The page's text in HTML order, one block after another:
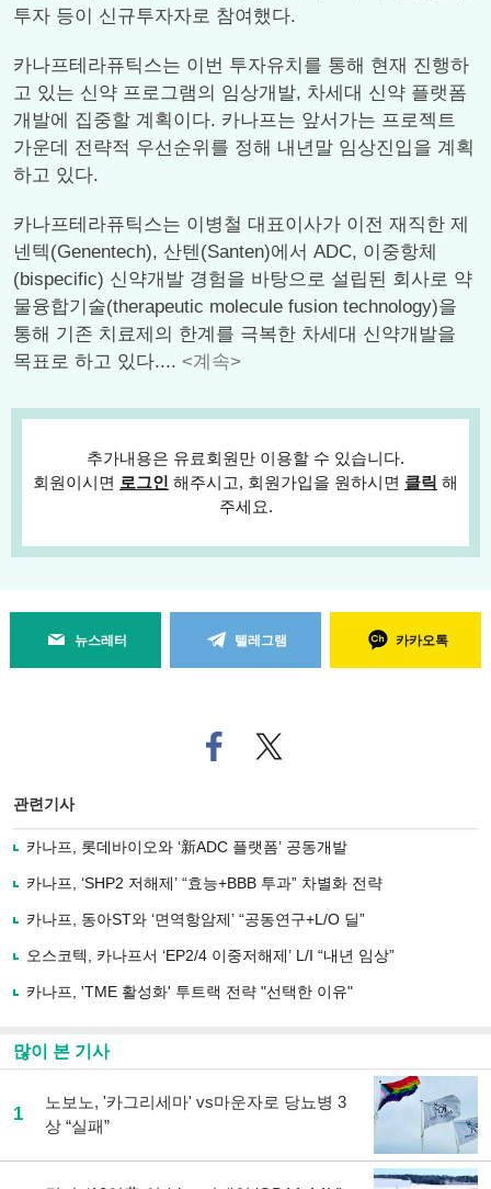
투자 등이 신규투자자로 참여했다.
카나프테라퓨틱스는 이번 투자유치를 통해 현재 진행하
고 있는 신약 프로그램의 임상개발, 차세대 신약 플랫폼
개발에 집중할 계획이다. 카나프는 앞서가는 프로젝트
가운데 전략적 우선순위를 정해 내년말 임상진입을 계획
하고 있다.
카나프테라퓨틱스는 이병철 대표이사가 이전 재직한 제
넨텍(Genentech), 산텐(Santen)에서 ADC, 이중항체
(bispecific) 신약개발 경험을 바탕으로 설립된 회사로 약
물융합기술(therapeutic molecule fusion technology)을
통해 기존 치료제의 한계를 극복한 차세대 신약개발을
목표로 하고 있다.... <계속>
추가내용은 유료회원만 이용할 수 있습니다.
회원이시면 로그인 해주시고, 회원가입을 원하시면 클릭 해
주세요.
뉴스레터 텔레그램 카카오톡
페
이
로
사
유
기
트위
터로
관련기사
카나프, 롯데바이오와 ‘新ADC 플랫폼’ 공동개발
카나프, ‘SHP2 저해제’ “효능+BBB 투과” 차별화 전략
카나프, 동아ST와 ‘면역항암제’ “공동연구+L/O 딜”
오스코텍, 카나프서 ‘EP2/4 이중저해제’ L/I “내년 임상”
카나프, 'TME 활성화' 투트랙 전략 "선택한 이유"
많이 본 기사
1
노보노, '카그리세마' vs마운자로 당뇨병 3
상 “실패”